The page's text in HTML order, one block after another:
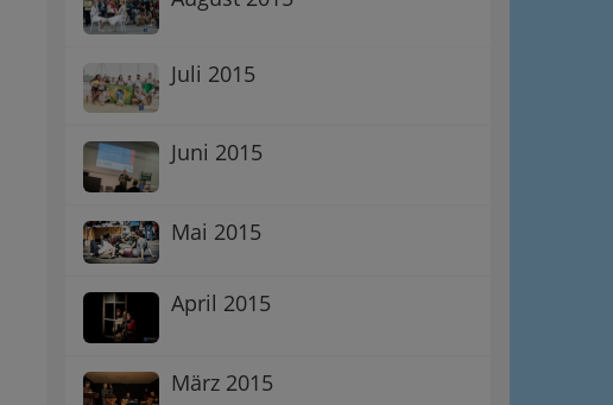
Juli 2015
Juni 2015
Mai 2015
April 2015
März 2015